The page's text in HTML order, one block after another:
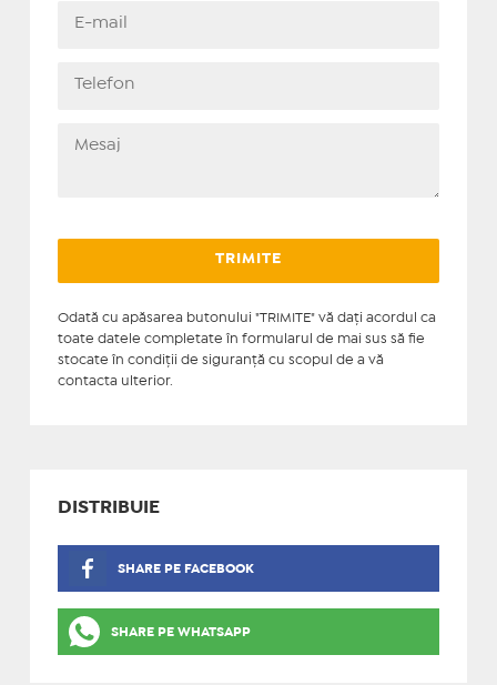
Odată cu apăsarea butonului "TRIMITE" vă daţi acordul ca
toate datele completate în formularul de mai sus să fie
stocate în condiţii de siguranţă cu scopul de a vă
contacta ulterior.
DISTRIBUIE
SHARE PE FACEBOOK
SHARE PE WHATSAPP